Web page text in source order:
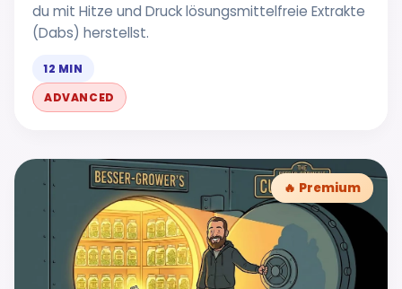
du mit Hitze und Druck lösungsmittelfreie Extrakte
(Dabs) herstellst.
12 MIN
ADVANCED
🔥 Premium